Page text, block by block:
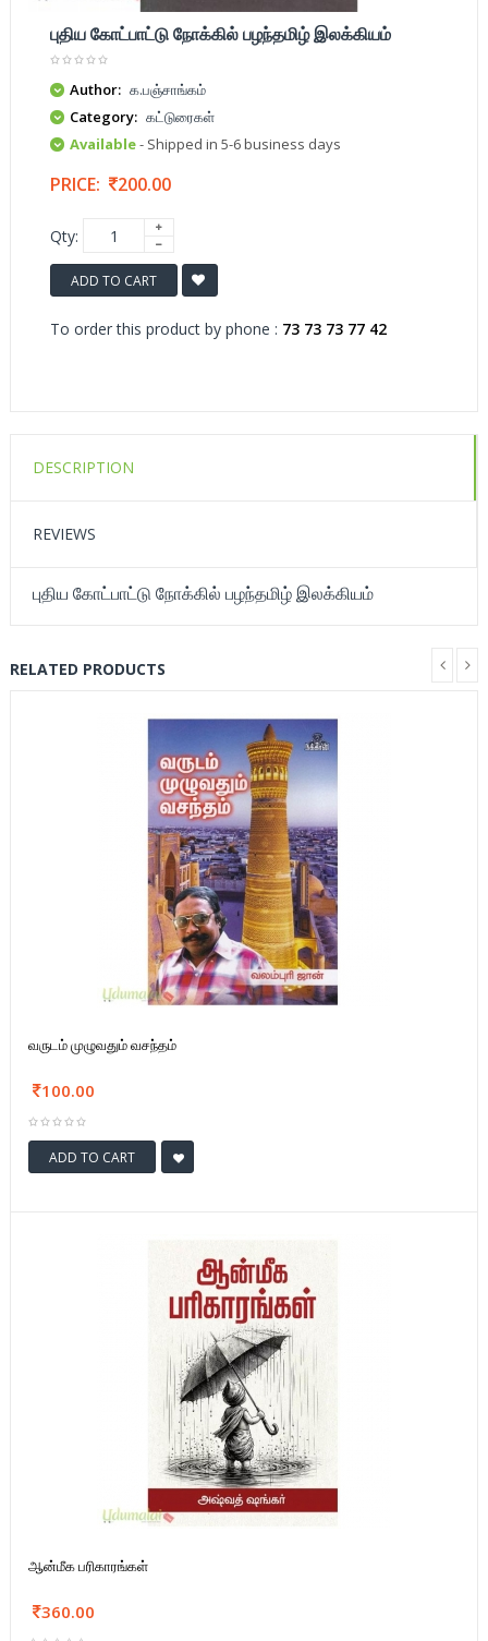
புதிய கோட்பாட்டு நோக்கில் பழந்தமிழ் இலக்கியம்
Author: க.பஞ்சாங்கம்
Category: கட்டுரைகள்
Available- Shipped in 5-6 business days
PRICE: 200.00
Qty:
ADD TO CART
To order this product by phone : 73 73 73 77 42
DESCRIPTION
REVIEWS
புதிய கோட்பாட்டு நோக்கில் பழந்தமிழ் இலக்கியம்
RELATED PRODUCTS
வருடம் முழுவதும் வசந்தம்
100.00
ADD TO CART
ஆன்மீக பரிகாரங்கள்
360.00